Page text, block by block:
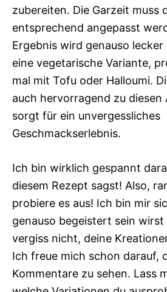
zubereiten. Die Garzeit muss
entsprechend angepasst
Ergebnis wird genauso lecker
eine vegetarische Variante,
mal mit Tofu oder Halloumi.
auch hervorragend zu diesen
sorgt für ein unvergessliches
Geschmackserlebnis.
Ich bin wirklich gespannt
diesem Rezept sagst! Also,
probiere es aus! Ich bin mir
genauso begeistert sein wirst
vergiss nicht, deine
Ich freue mich schon darauf,
Kommentare zu sehen. Lass